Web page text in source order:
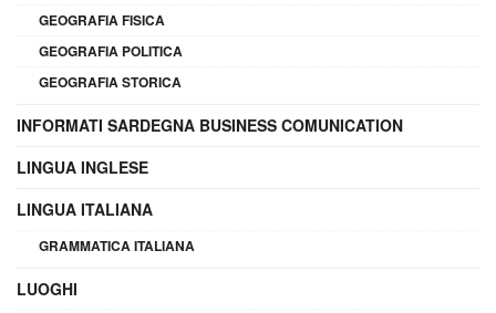
GEOGRAFIA FISICA
GEOGRAFIA POLITICA
GEOGRAFIA STORICA
INFORMATI SARDEGNA BUSINESS COMUNICATION
LINGUA INGLESE
LINGUA ITALIANA
GRAMMATICA ITALIANA
LUOGHI